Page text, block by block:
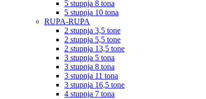
5 stupnja 8 tona
5 stupnja 10 tona
RUPA-RUPA
2 stupnja 3,5 tone
2 stupnja 5,5 tone
2 stupnja 13,5 tone
3 stupnja 5 tona
3 stupnja 8 tona
3 stupnja 11 tona
3 stupnja 16,5 tone
4 stupnja 7 tona